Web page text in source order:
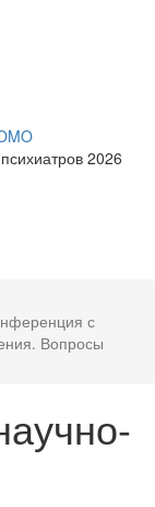
2026
с
Вопросы